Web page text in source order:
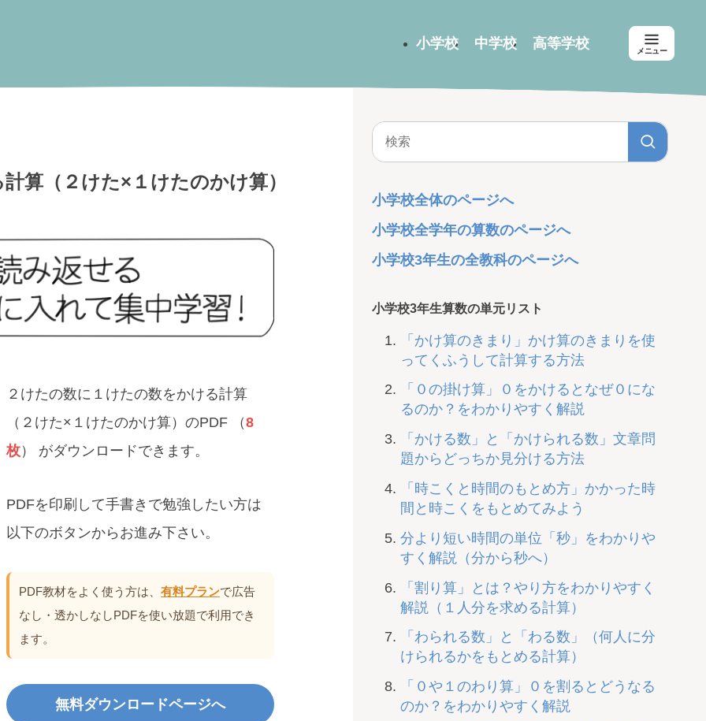
小学校 中学校 高等学校 メニュー
算（２けた×１けたのかけ算）
２けたの数に１けたの数をかける計算
（２けた×１けたのかけ算）のPDF （8
枚） がダウンロードできます。
PDFを印刷して手書きで勉強したい方は
以下のボタンからお進み下さい。
PDF教材をよく使う方は、 有料プランで広告
なし・透かしなしPDFを使い放題で利用でき
ます。
無料ダウンロードページへ
小学校全体のページへ
小学校全学年の算数のページへ
小学校3年生の全教科のページへ
小学校3年生算数の単元リスト
「かけ算のきまり」かけ算のきまりを使
ってくふうして計算する方法
「０の掛け算」０をかけるとなぜ０にな
るのか？をわかりやすく解説
「かける数」と「かけられる数」文章問
題からどっちか見分ける方法
「時こくと時間のもとめ方」かかった時
間と時こくをもとめてみよう
分より短い時間の単位「秒」をわかりや
すく解説（分から秒へ）
「割り算」とは？やり方をわかりやすく
解説（１人分を求める計算）
「わられる数」と「わる数」（何人に分
けられるかをもとめる計算）
「０や１のわり算」０を割るとどうなる
のか？をわかりやすく解説